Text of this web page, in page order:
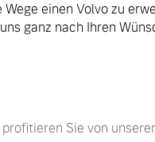
Wege einen Volvo zu
ganz nach Ihren
Sie von